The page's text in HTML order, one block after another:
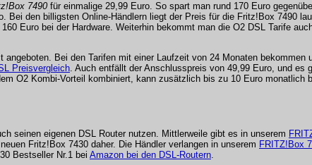
7490 für einmalige 29,99 Euro. So spart man rund 170 Euro
Bei den billigsten Online-Händlern liegt der Preis für die Fritz!Box 7490
Euro bei der Hardware. Weiterhin bekommt man die O2 DSL Tarife
Bei den Tarifen mit einer Laufzeit von 24 Monaten bekommen
Preisvergleich. Auch entfällt der Anschlusspreis von 49,99 Euro, und es
O2 Kombi-Vorteil kombiniert, kann zusätzlich bis zu 10 Euro monatlich
seinen eigenen DSL Router nutzen. Mittlerweile gibt es in unserem
Fritz!Box 7430 daher. Die Händler verlangen in unserem FRITZ!Box
Bestseller Nr.1 bei Amazon bei den DSL-Routern